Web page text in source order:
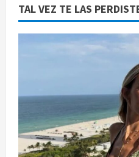
TAL VEZ TE LAS